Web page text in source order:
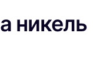
никель